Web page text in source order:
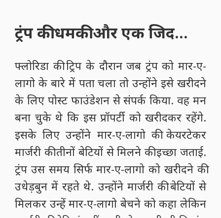
(Image: AI Generated)
ट्रंप की धमकी और एक जिद...
फ्लोरिडा की ट्रिप के दौरान जब ट्रंप को मार-ए-
लागो के बारे में पता चला तो उन्होंने इसे खरीदने
के लिए पोस्ट फाउंडेशन से संपर्क किया. वह मन
बना चुके थे कि इस प्रॉपर्टी को खरीदकर रहेंगे.
इसके लिए उन्होंने मार-ए-लागो की केयरटेकर
मार्जरी की तीनों बेटियों से मिलने की इच्छा जताई.
ट्रंप उस समय सिर्फ मार-ए-लागो को खरीदने की